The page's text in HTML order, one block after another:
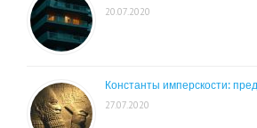
20.07.2020
Константы имперскости:
27.07.2020